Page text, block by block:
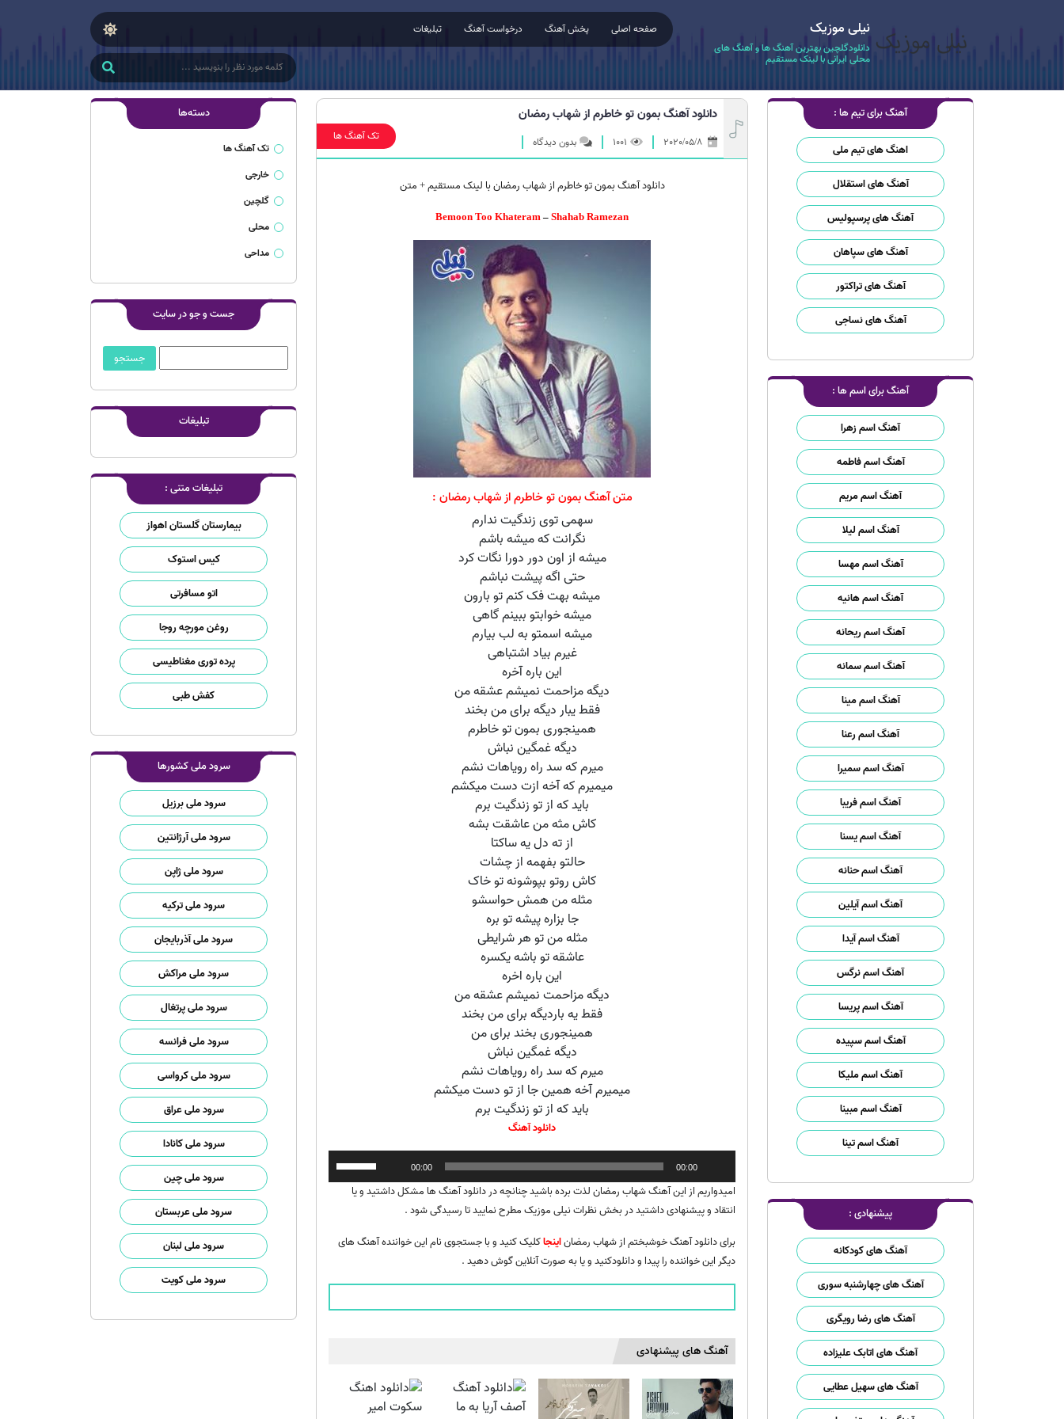
نیلی موزیک
دانلودگلچین بهترین آهنگ ها و آهنگ های
محلی ایرانی با لینک مستقیم
صفحه اصلی پخش آهنگ درخواست آهنگ تبلیغات
آهنگ برای تیم ها :
اهنگ های تیم ملی
آهنگ های استقلال
آهنگ های پرسپولیس
آهنگ های سپاهان
آهنگ های تراکتور
آهنگ های نساجی
آهنگ برای اسم ها :
آهنگ اسم زهرا
آهنگ اسم فاطمه
آهنگ اسم مریم
آهنگ اسم لیلا
آهنگ اسم مهسا
آهنگ اسم هانیه
آهنگ اسم ریحانه
آهنگ اسم سمانه
آهنگ اسم مینا
آهنگ اسم رعنا
آهنگ اسم سمیرا
آهنگ اسم فریبا
آهنگ اسم یسنا
آهنگ اسم حنانه
آهنگ اسم آیلین
آهنگ اسم آیدا
آهنگ اسم نرگس
آهنگ اسم پریسا
آهنگ اسم سپیده
آهنگ اسم ملیکا
آهنگ اسم مبینا
آهنگ اسم تینا
پیشنهادی :
آهنگ های کودکانه
آهنگ های چهارشنبه سوری
آهنگ های رضا رویگری
آهنگ های اتابک علیزاده
آهنگ های سهیل عطایی
دانلود آهنگ بمون تو خاطرم از شهاب رمضان
1001 بدون دیدگاه تک آهنگ ها
دانلود آهنگ بمون تو خاطرم از شهاب رمضان با لینک مستقیم + متن
Bemoon Too Khateram–Shahab Ramezan
متن آهنگ بمون تو خاطرم از شهاب رمضان :
سهمی توی زندگیت ندارم
نگرانت که میشه باشم
میشه از اون دور دورا نگات کرد
حتی اگه پیشت نباشم
میشه بهت فک کنم تو بارون
میشه خوابتو ببینم گاهی
میشه اسمتو به لب بیارم
غیرم بیاد اشتباهی
این باره آخره
دیگه مزاحمت نمیشم عشقه من
فقط یبار دیگه برای من بخند
همینجوری بمون تو خاطرم
دیگه غمگین نباش
میرم که سد راه رویاهات نشم
میمیرم که آخه ازت دست میکشم
باید که از تو زندگیت برم
کاش مثه من عاشقت بشه
از ته دل یه ساکتا
حالتو بفهمه از چشات
کاش روتو بپوشونه تو خاک
مثله من همش حواسشو
جا بزاره پیشه تو بره
مثله من تو هر شرایطی
عاشقه تو باشه یکسره
این باره اخره
دیگه مزاحمت نمیشم عشقه من
فقط یه باردیگه برای من بخند
همینجوری بخند برای من
دیگه غمگین نباش
میرم که سد راه رویاهات نشم
میمیرم آخه همین جا از تو دست میکشم
باید که از تو زندگیت برم
دانلود آهنگ
پخش‌کننده
صوت
00:00
00:00
و
امیدواریم از این آهنگ شهاب رمضان لذت برده باشید چنانچه در دانلود آهنگ ها مشکل داشتید و یا
انتقاد و پیشنهادی داشتید در بخش نظرات نیلی موزیک مطرح نمایید تا رسیدگی شود .
برای دانلود آهنگ خوشبختم از شهاب رمضاناینجاکلیک کنید و با جستجوی نام این خواننده آهنگ های
دیگر این خواننده را پیدا و دانلودکنید و یا به صورت آنلاین گوش دهید .
آهنگ های پیشنهادی
دسته‌ها
تک آهنگ ها
خارجی
گلچین
محلی
مداحی
جست و جو در سایت
تبلیغات
تبلیغات متنی :
بیمارستان گلستان اهواز
کیس استوک
اتو مسافرتی
روغن مورچه روجا
پرده توری مغناطیسی
کفش طبی
سرود ملی کشورها
سرود ملی برزیل
سرود ملی آرژانتین
سرود ملی ژاپن
سرود ملی ترکیه
سرود ملی آذربایجان
سرود ملی مراکش
سرود ملی پرتغال
سرود ملی فرانسه
سرود ملی کرواسی
سرود ملی عراق
سرود ملی کانادا
سرود ملی چین
سرود ملی عربستان
سرود ملی لبنان
سرود ملی کویت